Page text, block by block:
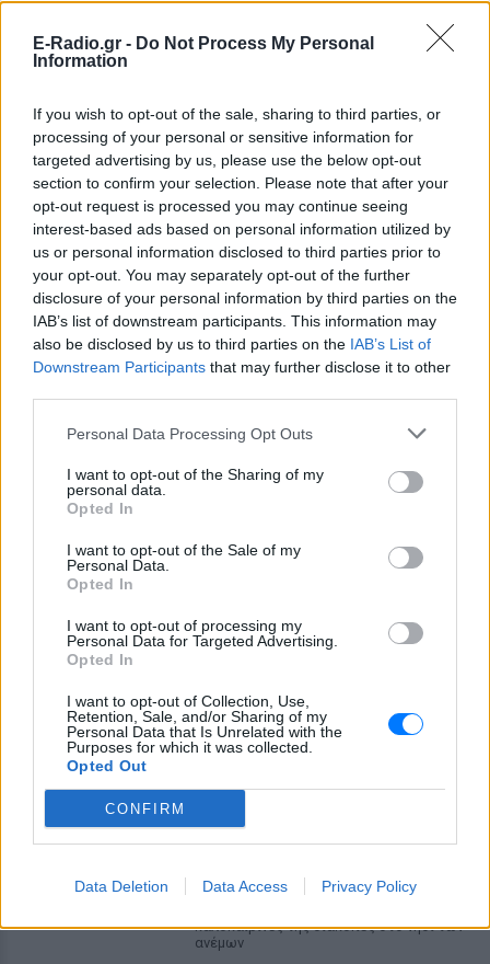
E-Radio.gr - Do Not Process My Personal
Information
If you wish to opt-out of the sale, sharing to third parties, or
processing of your personal or sensitive information for
targeted advertising by us, please use the below opt-out
section to confirm your selection. Please note that after your
opt-out request is processed you may continue seeing
interest-based ads based on personal information utilized by
us or personal information disclosed to third parties prior to
your opt-out. You may separately opt-out of the further
disclosure of your personal information by third parties on the
IAB’s list of downstream participants. This information may
also be disclosed by us to third parties on the IAB’s List of
Downstream Participants that may further disclose it to other
Personal Data Processing Opt Outs
I want to opt-out of the Sharing of my
personal data.
Opted In
I want to opt-out of the Sale of my
Personal Data.
Opted In
I want to opt-out of processing my
Personal Data for Targeted Advertising.
Opted In
I want to opt-out of Collection, Use,
Retention, Sale, and/or Sharing of my
Personal Data that Is Unrelated with the
Purposes for which it was collected.
Opted Out
CONFIRM
Data Deletion Data Access Privacy Policy
ΔΕΙΤΕ ΕΠΙΣΗΣ
ΣΤΗΝ ΙΔΙΑ ΚΑΤΗΓΟΡΙΑ
στην Κέρκυρα: «Θα σηκωθώ πιο
δυνατός»
πρόσφατη εξέτασή του, με ένα μήνυμα
Ένας κάτοχος εισιτηρίου
διαρκείας είναι μόλις 2 μηνών
Οπαδός από κούνια κυριολεκτικά στον
ΟΦΗ
Βάλια Χατζηθεοδώρου ‑ οι
παραλία
Μέσα από ανάρτηση στο Instagram
καλοκαιρινές της διακοπές στο νησί των
ανέμων